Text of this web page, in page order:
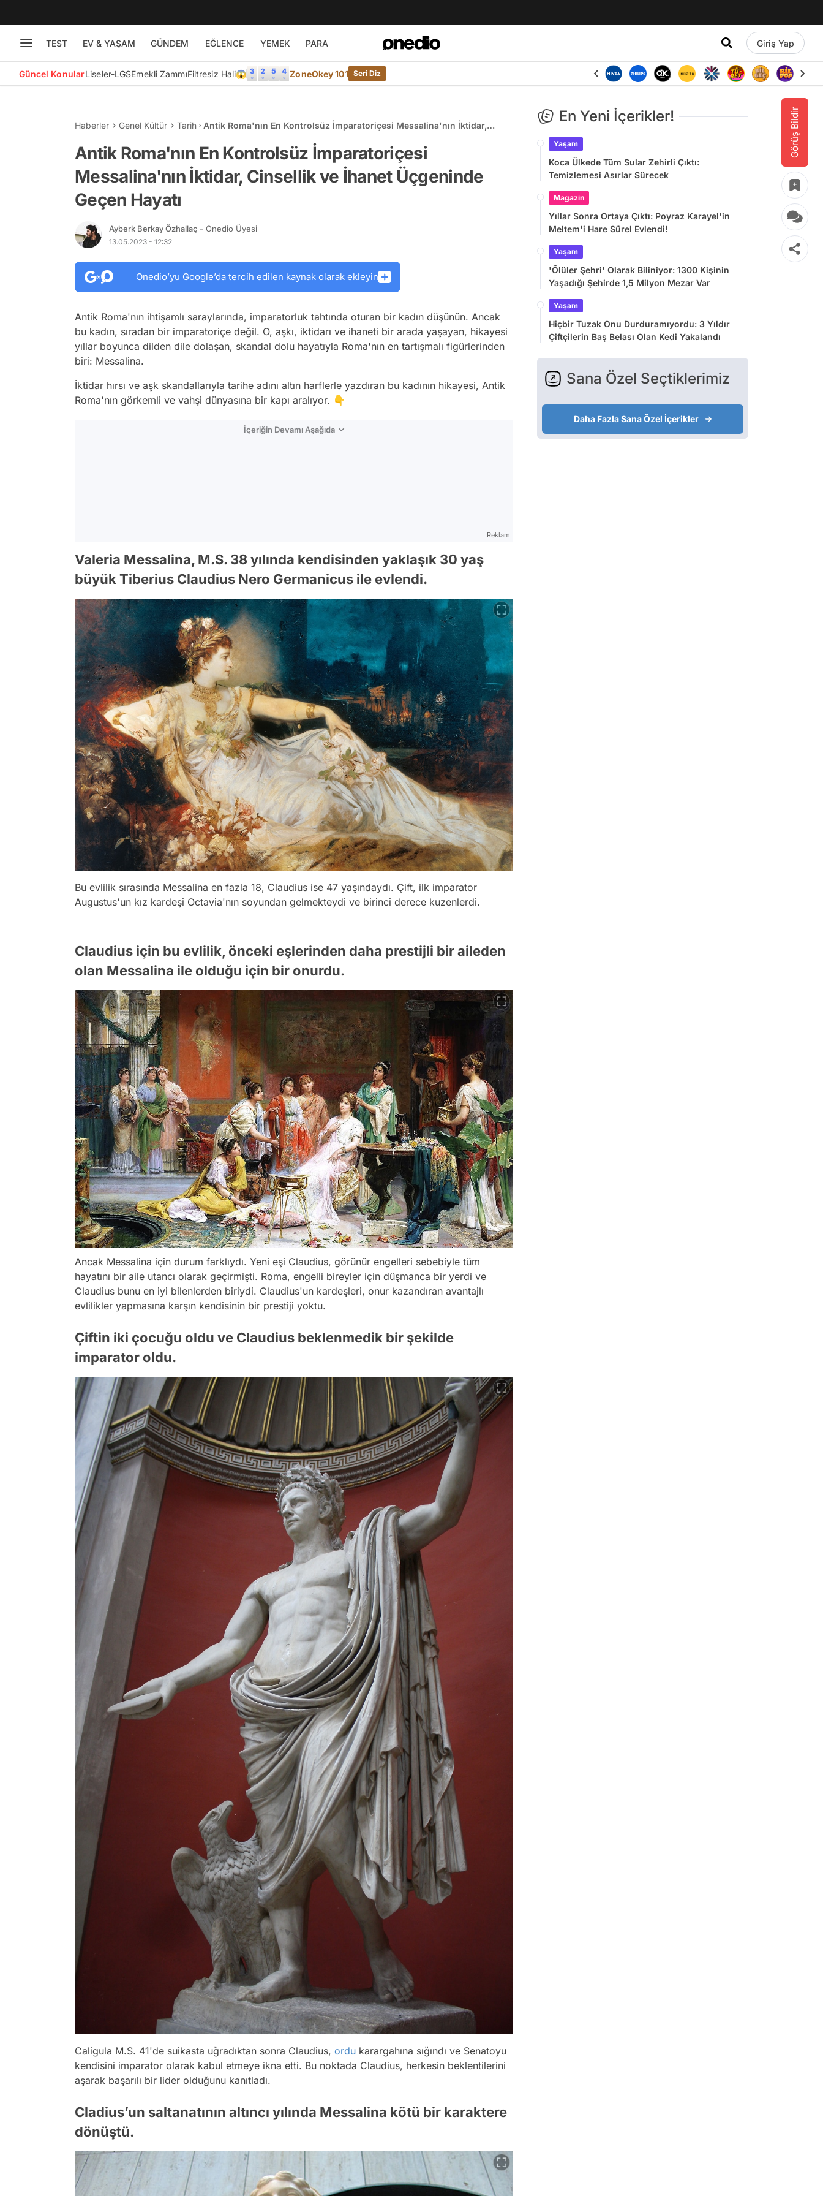
TEST EV & YAŞAM GÜNDEM EĞLENCE YEMEK PARA Giriş Yap
Güncel KonularLiseler-LGSEmekli ZammıFiltresiz Hali😱 ZoneOkey 101 Seri Diz
Görüş Bildir
Haberler Genel Kültür Tarih
Antik Roma'nın En Kontrolsüz İmparatoriçesi Messalina'nın İktidar,
Antik Roma'nın En Kontrolsüz İmparatoriçesi
Messalina'nın İktidar, Cinsellik ve İhanet Üçgeninde
Geçen Hayatı
Ayberk Berkay Özhallaç - Onedio Üyesi
13.05.2023 - 12:32
Onedio’yu Google’da tercih edilen kaynak olarak ekleyin
Antik Roma'nın ihtişamlı saraylarında, imparatorluk tahtında oturan bir kadın düşünün. Ancak
bu kadın, sıradan bir imparatoriçe değil. O, aşkı, iktidarı ve ihaneti bir arada yaşayan, hikayesi
yıllar boyunca dilden dile dolaşan, skandal dolu hayatıyla Roma'nın en tartışmalı figürlerinden
biri: Messalina.
İktidar hırsı ve aşk skandallarıyla tarihe adını altın harflerle yazdıran bu kadının hikayesi, Antik
Roma'nın görkemli ve vahşi dünyasına bir kapı aralıyor. 👇
İçeriğin Devamı Aşağıda
Reklam
Valeria Messalina, M.S. 38 yılında kendisinden yaklaşık 30 yaş
büyük Tiberius Claudius Nero Germanicus ile evlendi.
Bu evlilik sırasında Messalina en fazla 18, Claudius ise 47 yaşındaydı. Çift, ilk imparator
Augustus'un kız kardeşi Octavia'nın soyundan gelmekteydi ve birinci derece kuzenlerdi.
Claudius için bu evlilik, önceki eşlerinden daha prestijli bir aileden
olan Messalina ile olduğu için bir onurdu.
Ancak Messalina için durum farklıydı. Yeni eşi Claudius, görünür engelleri sebebiyle tüm
hayatını bir aile utancı olarak geçirmişti. Roma, engelli bireyler için düşmanca bir yerdi ve
Claudius bunu en iyi bilenlerden biriydi. Claudius'un kardeşleri, onur kazandıran avantajlı
evlilikler yapmasına karşın kendisinin bir prestiji yoktu.
Çiftin iki çocuğu oldu ve Claudius beklenmedik bir şekilde
imparator oldu.
Caligula M.S. 41'de suikasta uğradıktan sonra Claudius, ordu karargahına sığındı ve Senatoyu
kendisini imparator olarak kabul etmeye ikna etti. Bu noktada Claudius, herkesin beklentilerini
aşarak başarılı bir lider olduğunu kanıtladı.
Cladius’un saltanatının altıncı yılında Messalina kötü bir karaktere
dönüştü.
En Yeni İçerikler!
Yaşam
Koca Ülkede Tüm Sular Zehirli Çıktı:
Temizlemesi Asırlar Sürecek
Magazin
Yıllar Sonra Ortaya Çıktı: Poyraz Karayel'in
Meltem'i Hare Sürel Evlendi!
Yaşam
'Ölüler Şehri' Olarak Biliniyor: 1300 Kişinin
Yaşadığı Şehirde 1,5 Milyon Mezar Var
Yaşam
Hiçbir Tuzak Onu Durduramıyordu: 3 Yıldır
Çiftçilerin Baş Belası Olan Kedi Yakalandı
Sana Özel Seçtiklerimiz
Daha Fazla Sana Özel İçerikler